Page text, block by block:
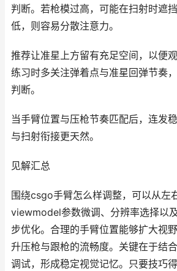
判断。若枪模过高，可能在扫射时遮
低，则容易分散注意力。
推荐让准星上方留有充足空间，以便
练习时多关注弹着点与准星回弹节奏
判断。
当手臂位置与压枪节奏匹配后，连发
与扫射衔接更天然。
见解汇总
围绕csgo手臂怎么样调整，可以从左
viewmodel参数微调、分辨率选择以
步优化。合理的手臂位置能够扩大视
升压枪与跟枪的流畅度。关键在于结
调试，形成稳定视觉记忆。只要技巧